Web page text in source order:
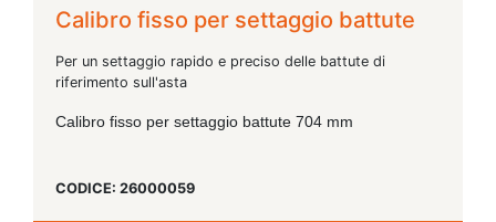
Calibro fisso per settaggio battute
Per un settaggio rapido e preciso delle battute di
riferimento sull'asta
Calibro fisso per settaggio battute 704 mm
CODICE: 26000059